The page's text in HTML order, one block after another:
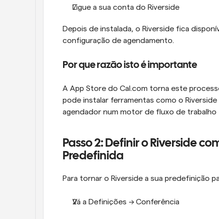
Ligue a sua conta do Riverside
Depois de instalada, o Riverside fica
configuração de agendamento.
Por que razão isto é importante
A App Store do Cal.com torna este
pode instalar ferramentas como o
agendador num motor de fluxo de trabalho
Passo 2: Definir o Riverside
Predefinida
Para tornar o Riverside a sua predefinição
Vá a Definições → Conferência